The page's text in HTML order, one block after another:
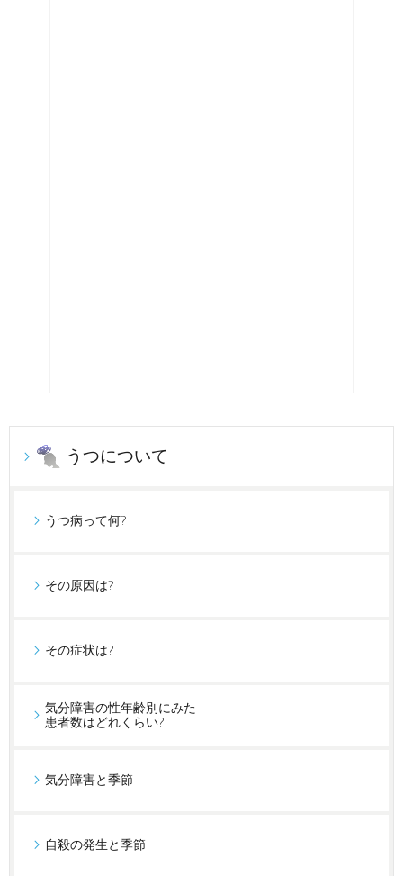
うつについて
うつ病って何?
その原因は?
その症状は?
気分障害の性年齢別にみた
患者数はどれくらい?
気分障害と季節
自殺の発生と季節